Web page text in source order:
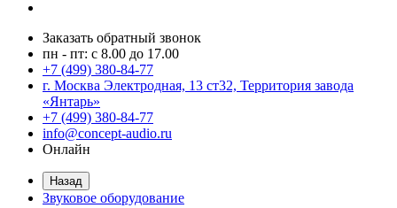
Заказать обратный звонок
пн - пт: с 8.00 до 17.00
+7 (499) 380-84-77
г. Москва Электродная, 13 ст32, Территория завода
«Янтарь»
+7 (499) 380-84-77
info@concept-audio.ru
Онлайн
Назад
Звуковое оборудование